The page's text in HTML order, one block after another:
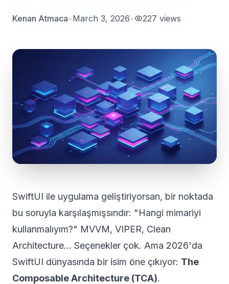
Kenan Atmaca•March 3, 2026• 227 views
SwiftUI ile uygulama geliştiriyorsan, bir noktada
bu soruyla karşılaşmışsındır: "Hangi mimariyi
kullanmalıyım?" MVVM, VIPER, Clean
Architecture... Seçenekler çok. Ama 2026'da
SwiftUI dünyasında bir isim öne çıkıyor: The
Composable Architecture (TCA).